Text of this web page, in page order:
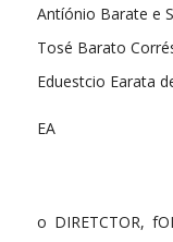
Antíónio Barate e
Tosé Barato
Eduestcio Earata
EA
o DIRETCTOR,